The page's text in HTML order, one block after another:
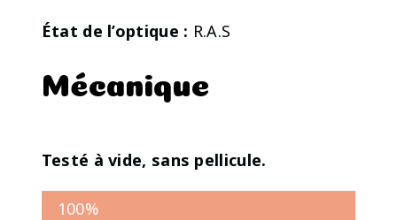
État de l’optique : R.A.S
Mécanique
Testé à vide, sans pellicule.
100%